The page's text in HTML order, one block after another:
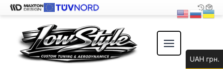
содержимому
UAH грн.